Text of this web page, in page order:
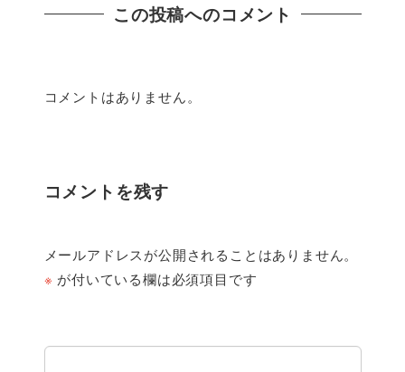
この投稿へのコメント
コメントはありません。
コメントを残す
メールアドレスが公開されることはありません。
※ が付いている欄は必須項目です